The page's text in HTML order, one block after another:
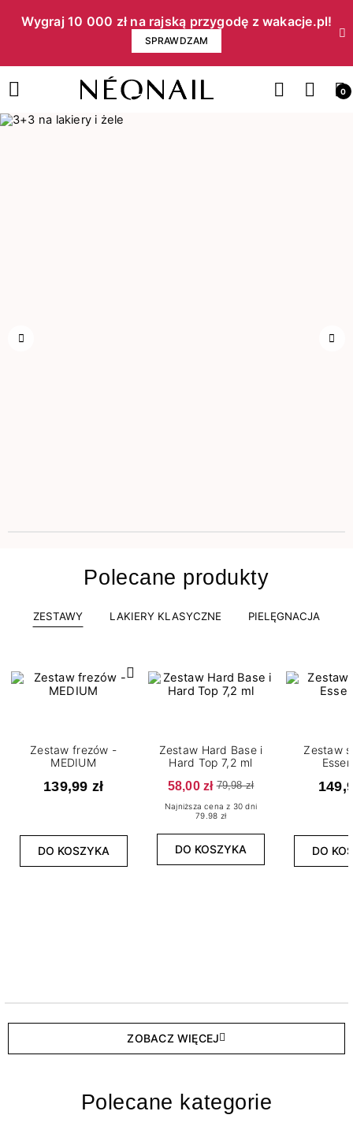
Wygraj 10 000 zł na rajską przygodę z wakacje.pl!​
SPRAWDZAM
0
Polecane produkty
ZESTAWY LAKIERY KLASYCZNE PIELĘGNACJA
Zestaw frezów -
MEDIUM
139,99 zł
DO KOSZYKA
Zestaw Hard Base i
Hard Top 7,2 ml
58,00 zł 79,98 zł
Najniższa cena z 30 dni
79.98 zł
DO KOSZYKA
Zestaw
DO
ZOBACZ WIĘCEJ
Polecane kategorie